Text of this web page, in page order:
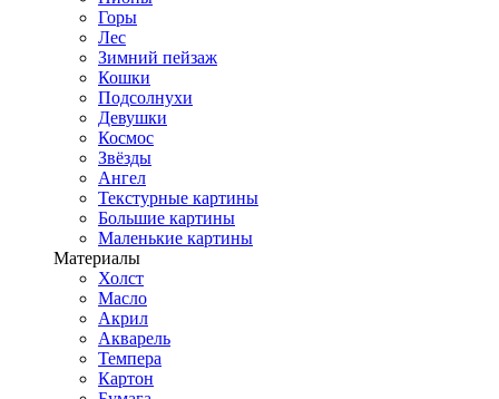
Горы
Лес
Зимний пейзаж
Кошки
Подсолнухи
Девушки
Космос
Звёзды
Ангел
Текстурные картины
Большие картины
Маленькие картины
Материалы
Холст
Масло
Акрил
Акварель
Темпера
Картон